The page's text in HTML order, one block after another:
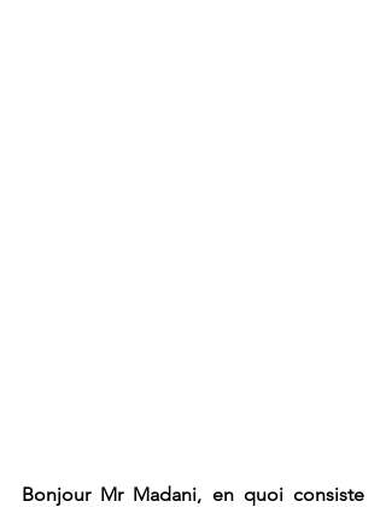
Bonjour Mr Madani, en quoi consiste